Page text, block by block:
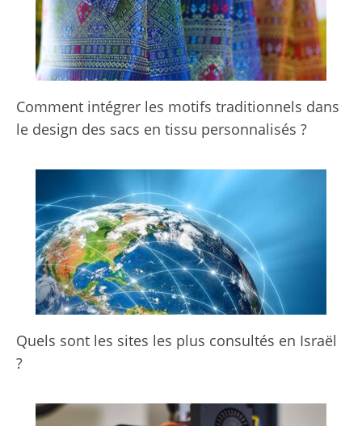
Comment intégrer les motifs traditionnels dans
le design des sacs en tissu personnalisés ?
Quels sont les sites les plus consultés en Israël
?